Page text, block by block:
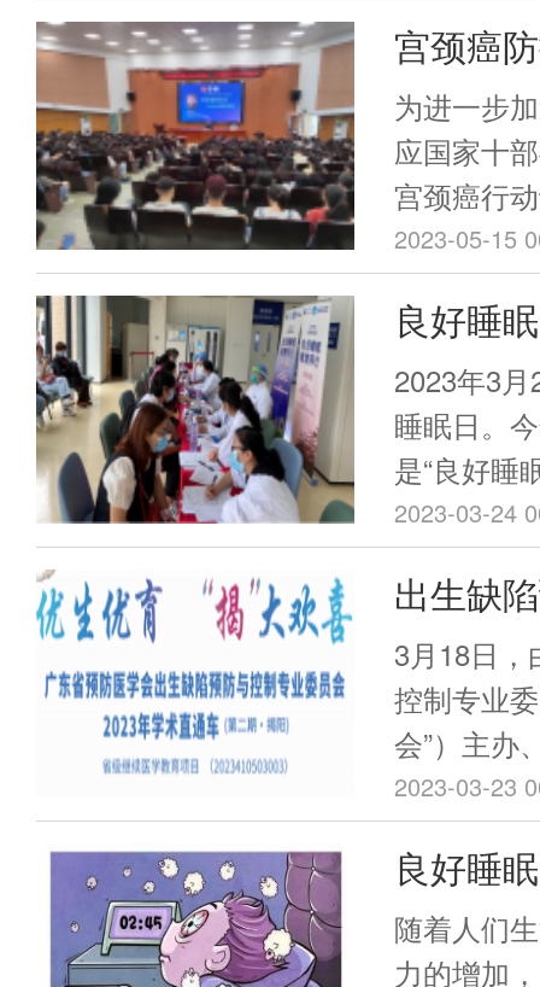
合主办，
颈病变规
八期精品
功举办。
镜检查技
治，促进
平。培训
享、面对
快掌握阴
颈疾病的
医务人员
宫颈癌
科普活
为进一步
应国家十
宫颈癌行
的通知》
宫颈癌防
称“专委会
三医院肇
制药工程
HPV疫苗
图书馆学
2023-05-15
良好睡
2023世
圆满结
2023年3
睡眠日。
是“良好睡
民众睡眠
眠科学，
眠障碍与
（以下简
含主委单
委员单位
人民医院
控制中心
医院、东
个单位积
诊及科普
2023-03-24
出生缺
2023年
顺利举
3月18日
控制专业
会”）主办
办的
与控制学
办。
2023-03-23
良好睡
眠障碍
委员会
随着人们
力的增加